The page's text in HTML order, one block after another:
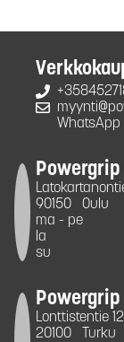
WhatsApp
Powergrip
Latokartanontie
90150
Oulu
ma - pe
la
su
Powergrip
Lonttistentie 12
20100
Turku